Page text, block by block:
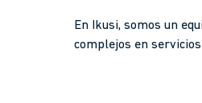
En Ikusi, somos un
complejos en